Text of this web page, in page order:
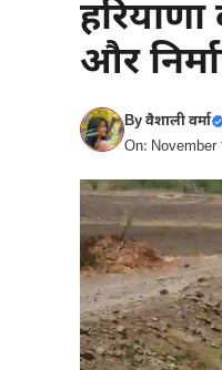
और
Byवैशाली वर्मा
On: November